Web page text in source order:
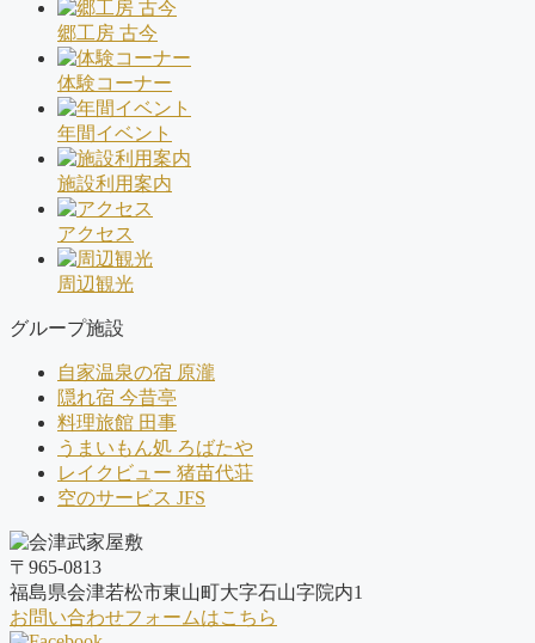
郷工房 古今
体験コーナー
年間イベント
施設利用案内
アクセス
周辺観光
グループ施設
自家温泉の宿 原瀧
隠れ宿 今昔亭
料理旅館 田事
うまいもん処 ろばたや
レイクビュー 猪苗代荘
空のサービス JFS
〒965-0813
福島県会津若松市東山町大字石山字院内1
お問い合わせフォームはこちら